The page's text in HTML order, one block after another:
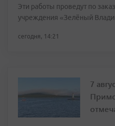
Эти работы проведут по
учреждения «Зелёный
сегодня, 14:21
7